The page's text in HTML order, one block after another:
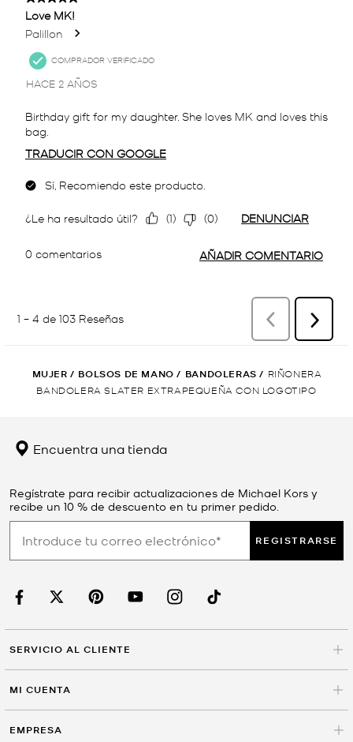
MUJER / BOLSOS DE MANO / BANDOLERAS / RIÑONERA
BANDOLERA SLATER EXTRAPEQUEÑA CON LOGOTIPO
Encuentra una tienda
Regístrate para recibir actualizaciones de Michael Kors y
recibe un 10 % de descuento en tu primer pedido.
REGISTRARSE
SERVICIO AL CLIENTE
MI CUENTA
EMPRESA